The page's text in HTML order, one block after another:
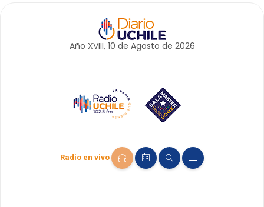
Año XVIII, 10 de Agosto de 2026
Radio en vivo